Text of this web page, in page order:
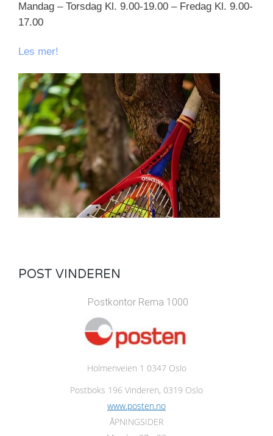
Mandag – Torsdag Kl. 9.00-19.00 – Fredag Kl. 9.00-
17.00
Les mer!
POST VINDEREN
Postkontor Rema 1000
Holmenveien 1 0347 Oslo
Postboks 196 Vinderen, 0319 Oslo
www.posten.no
ÅPNINGSIDER